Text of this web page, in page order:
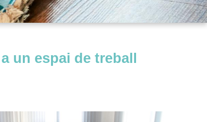
un espai de treball